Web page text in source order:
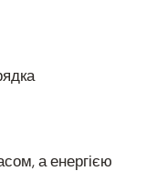
а енергією